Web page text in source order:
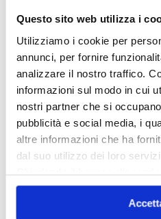
Questo sito web utilizza i
Utilizziamo i cookie per
annunci, per fornire
analizzare il nostro traffico.
informazioni sul modo in cui
nostri partner che si
pubblicità e social media, i
altre informazioni che ha
dal suo utilizzo dei loro
Chiudendo il banner
solo i cookie necessari.
Libero Mercato
Nudaproprietà
Prima Casa
Rendite Catastali
Ruderi
Sicurezza
Sunia
Trasferimenti
Valore Case